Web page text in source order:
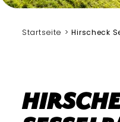
Startseite Hirscheck